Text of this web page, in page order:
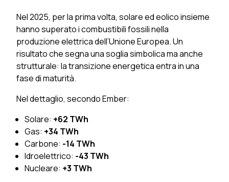
Nel 2025, per la prima volta, solare ed eolico insieme
hanno superato i combustibili fossili nella
produzione elettrica dell’Unione Europea. Un
risultato che segna una soglia simbolica ma anche
strutturale: la transizione energetica entra in una
fase di maturità.
Nel dettaglio, secondo Ember:
Solare: +62 TWh
Gas: +34 TWh
Carbone: -14 TWh
Idroelettrico: -43 TWh
Nucleare: +3 TWh